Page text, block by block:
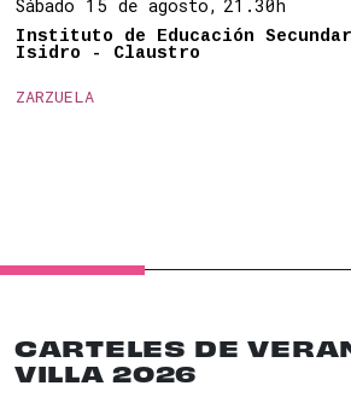
Sábado 15 de agosto, 21.30h
Instituto de Educación
Isidro - Claustro
ZARZUELA
CARTELES DE
VILLA 2026